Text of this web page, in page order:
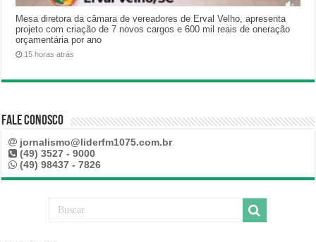
Mesa diretora da câmara de vereadores de Erval Velho, apresenta
projeto com criação de 7 novos cargos e 600 mil reais de oneração
orçamentária por ano
15 horas atrás
Fale Conosco
jornalismo@liderfm1075.com.br
(49) 3527 - 9000
(49) 98437 - 7826